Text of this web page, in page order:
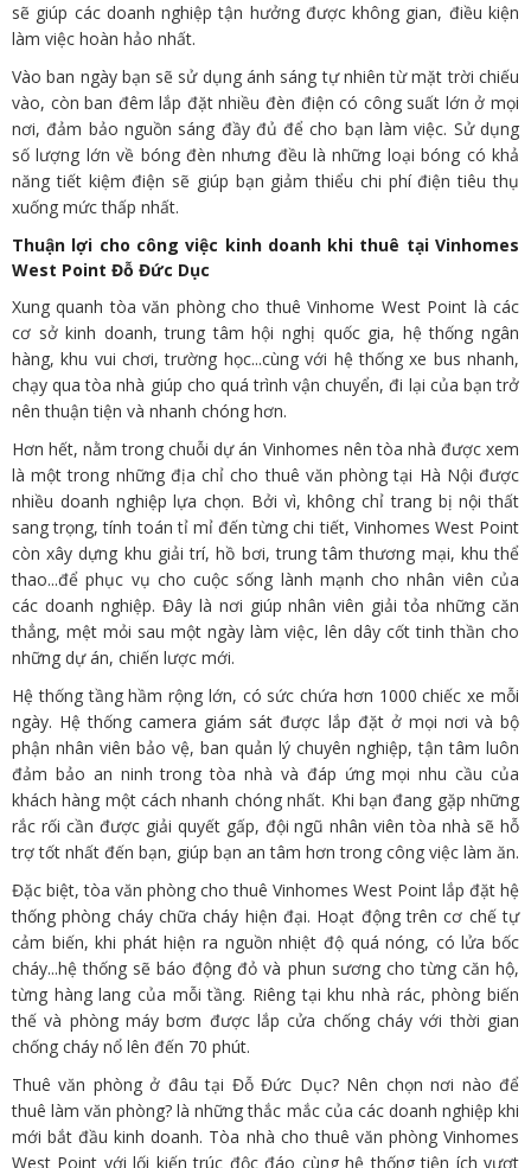
sẽ giúp các doanh nghiệp tận hưởng được không gian, điều kiện
làm việc hoàn hảo nhất.
Vào ban ngày bạn sẽ sử dụng ánh sáng tự nhiên từ mặt trời chiếu
vào, còn ban đêm lắp đặt nhiều đèn điện có công suất lớn ở mọi
nơi, đảm bảo nguồn sáng đầy đủ để cho bạn làm việc. Sử dụng
số lượng lớn về bóng đèn nhưng đều là những loại bóng có khả
năng tiết kiệm điện sẽ giúp bạn giảm thiểu chi phí điện tiêu thụ
xuống mức thấp nhất.
Thuận lợi cho công việc kinh doanh khi thuê tại Vinhomes
West Point Đỗ Đức Dục
Xung quanh tòa văn phòng cho thuê Vinhome West Point là các
cơ sở kinh doanh, trung tâm hội nghị quốc gia, hệ thống ngân
hàng, khu vui chơi, trường học...cùng với hệ thống xe bus nhanh,
chạy qua tòa nhà giúp cho quá trình vận chuyển, đi lại của bạn trở
nên thuận tiện và nhanh chóng hơn.
Hơn hết, nằm trong chuỗi dự án Vinhomes nên tòa nhà được xem
là một trong những địa chỉ cho thuê văn phòng tại Hà Nội được
nhiều doanh nghiệp lựa chọn. Bởi vì, không chỉ trang bị nội thất
sang trọng, tính toán tỉ mỉ đến từng chi tiết, Vinhomes West Point
còn xây dựng khu giải trí, hồ bơi, trung tâm thương mại, khu thể
thao...để phục vụ cho cuộc sống lành mạnh cho nhân viên của
các doanh nghiệp. Đây là nơi giúp nhân viên giải tỏa những căn
thẳng, mệt mỏi sau một ngày làm việc, lên dây cốt tinh thần cho
những dự án, chiến lược mới.
Hệ thống tầng hầm rộng lớn, có sức chứa hơn 1000 chiếc xe mỗi
ngày. Hệ thống camera giám sát được lắp đặt ở mọi nơi và bộ
phận nhân viên bảo vệ, ban quản lý chuyên nghiệp, tận tâm luôn
đảm bảo an ninh trong tòa nhà và đáp ứng mọi nhu cầu của
khách hàng một cách nhanh chóng nhất. Khi bạn đang gặp những
rắc rối cần được giải quyết gấp, đội ngũ nhân viên tòa nhà sẽ hỗ
trợ tốt nhất đến bạn, giúp bạn an tâm hơn trong công việc làm ăn.
Đặc biệt, tòa văn phòng cho thuê Vinhomes West Point lắp đặt hệ
thống phòng cháy chữa cháy hiện đại. Hoạt động trên cơ chế tự
cảm biến, khi phát hiện ra nguồn nhiệt độ quá nóng, có lửa bốc
cháy...hệ thống sẽ báo động đỏ và phun sương cho từng căn hộ,
từng hàng lang của mỗi tầng. Riêng tại khu nhà rác, phòng biến
thế và phòng máy bơm được lắp cửa chống cháy với thời gian
chống cháy nổ lên đến 70 phút.
Thuê văn phòng ở đâu tại Đỗ Đức Dục? Nên chọn nơi nào để
thuê làm văn phòng? là những thắc mắc của các doanh nghiệp khi
mới bắt đầu kinh doanh. Tòa nhà cho thuê văn phòng Vinhomes
West Point với lối kiến trúc độc đáo cùng hệ thống tiện ích vượt